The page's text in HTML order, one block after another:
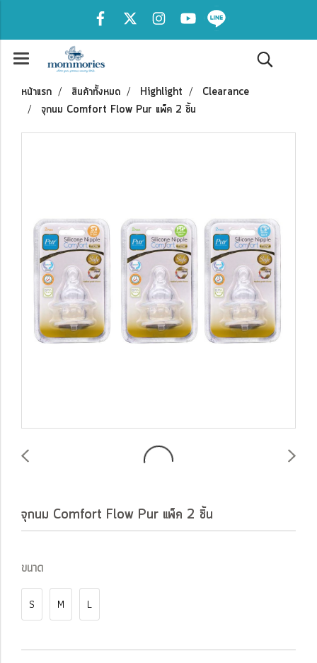
หน้าแรก สินค้าทั้งหมด Highlight
Clearance
จุกนม Comfort Flow Pur แพ็ค 2 ชิ้น
จุกนม Comfort Flow Pur แพ็ค 2 ชิ้น
ขนาด
S M L